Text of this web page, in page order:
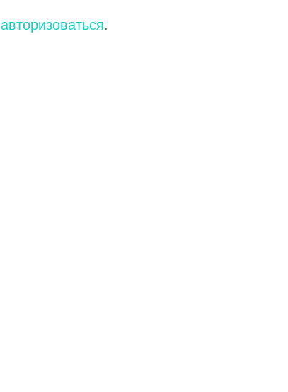
авторизоваться.